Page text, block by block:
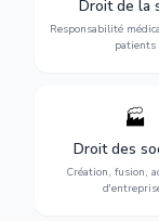
Droit de la
Responsabilité
patients
médicales,
des
🏭
Droit des
Création, fusion,
Structuration
société :
acquisition,